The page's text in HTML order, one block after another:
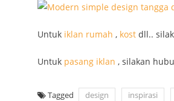
Untuk iklan rumah , kost dll..
Untuk pasang iklan , silakan
Tagged design inspirasi